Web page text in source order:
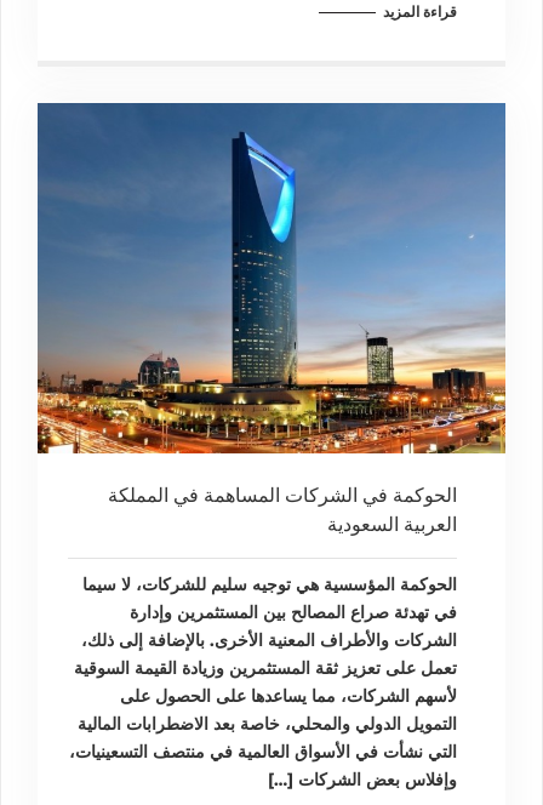
قراءة المزيد
الحوكمة في الشركات المساهمة في المملكة
العربية السعودية
الحوكمة المؤسسية هي توجيه سليم للشركات، لا سيما
في تهدئة صراع المصالح بين المستثمرين وإدارة
الشركات والأطراف المعنية الأخرى. بالإضافة إلى ذلك،
تعمل على تعزيز ثقة المستثمرين وزيادة القيمة السوقية
لأسهم الشركات، مما يساعدها على الحصول على
التمويل الدولي والمحلي، خاصة بعد الاضطرابات المالية
التي نشأت في الأسواق العالمية في منتصف التسعينيات،
وإفلاس بعض الشركات […]